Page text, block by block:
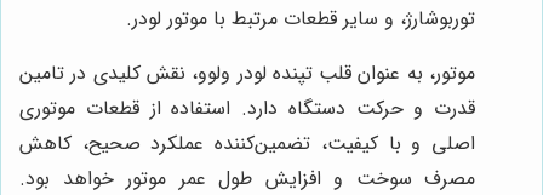
توربوشارژ، و سایر قطعات مرتبط با موتور لودر.
موتور، به عنوان قلب تپنده لودر ولوو، نقش کلیدی در تامین
قدرت و حرکت دستگاه دارد. استفاده از قطعات موتوری
اصلی و با کیفیت، تضمین‌کننده عملکرد صحیح، کاهش
مصرف سوخت و افزایش طول عمر موتور خواهد بود.